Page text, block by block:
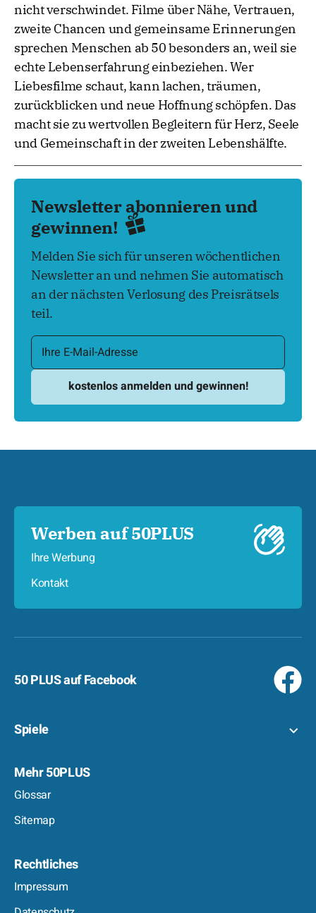
nicht verschwindet. Filme über Nähe, Vertrauen,
zweite Chancen und gemeinsame Erinnerungen
sprechen Menschen ab 50 besonders an, weil sie
echte Lebenserfahrung einbeziehen. Wer
Liebesfilme schaut, kann lachen, träumen,
zurückblicken und neue Hoffnung schöpfen. Das
macht sie zu wertvollen Begleitern für Herz, Seele
und Gemeinschaft in der zweiten Lebenshälfte.
Newsletter abonnieren und
gewinnen!
Melden Sie sich für unseren wöchentlichen
Newsletter an und nehmen Sie automatisch
an der nächsten Verlosung des Preisrätsels
teil.
Werben auf 50PLUS
Ihre Werbung
Kontakt
50 PLUS auf Facebook
Spiele
Mehr 50PLUS
Glossar
Sitemap
Rechtliches
Impressum